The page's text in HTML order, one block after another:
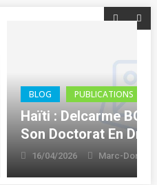
Thèse (Ph.D.)
Décroche
VINCENT 0